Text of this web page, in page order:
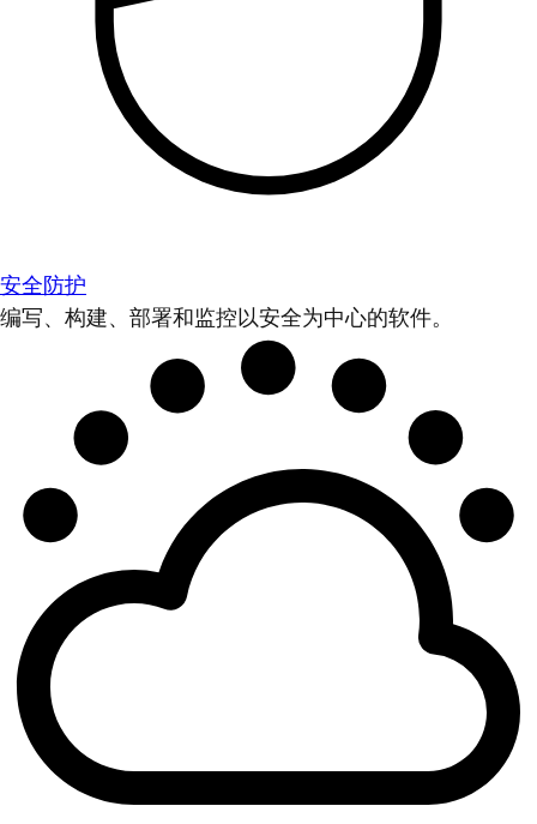
安全防护
编写、构建、部署和监控以安全为中心的软件。